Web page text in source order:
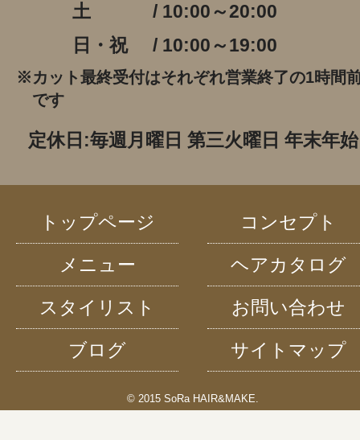
土
/ 10:00～20:00
日・祝
/ 10:00～19:00
※カット最終受付はそれぞれ営業終了の1時間
です
定休日:毎週月曜日 第三火曜日 年末年始
トップページ コンセプト
メニュー ヘアカタログ
スタイリスト お問い合わせ
ブログ サイトマップ
© 2015 SoRa HAIR&MAKE.